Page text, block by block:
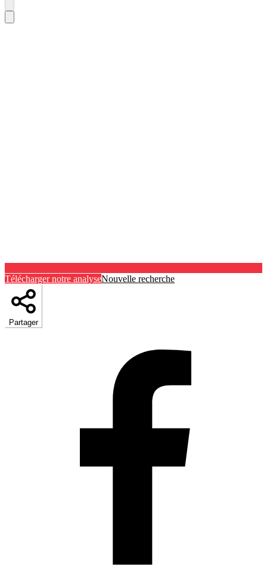
Télécharger notre analyseNouvelle recherche
Partager